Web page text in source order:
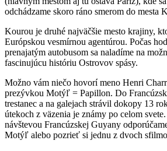
odchádzame skoro ráno smerom do mesta
Kourou je druhé najväčšie mesto krajiny,
Európskou vesmírnou agentúrou. Počas
prenajatým autobusom sa naladíme na
fascinujúcu históriu Ostrovov spásy.
Možno vám niečo hovorí meno Henri
prezývkou Motýľ = Papillon. Do
trestanec a na galejach strávil dokopy 13
útekoch z väzenia je známy po celom
návštevou Francúzskej Guyany
Motýľ alebo pozrieť si jednu z dvoch